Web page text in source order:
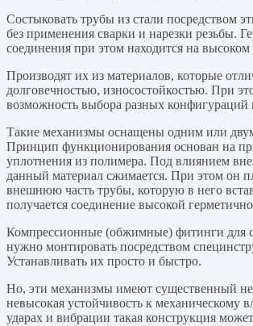
Состыковать трубы из стали посредством
без применения сварки и нарезки резьбы.
соединения при этом находится на высоком
Производят их из материалов, которые
долговечностью, износостойкостью. При
возможность выбора разных конфигураций
Такие механизмы оснащены одним или
Принцип функционирования основан на
уплотнения из полимера. Под влиянием
данный материал сжимается. При этом он
внешнюю часть трубы, которую в него
получается соединение высокой
Компрессионные (обжимные) фитинги для
нужно монтировать посредством
Устанавливать их просто и быстро.
Но, эти механизмы имеют существенный
невысокая устойчивость к механическому
ударах и вибрации такая конструкция